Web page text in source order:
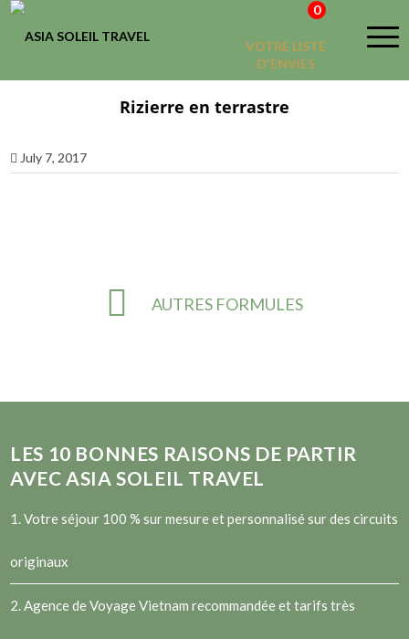
VOTRE LISTE
D'ENVIES
0
Rizierre en terrastre
July 7, 2017
AUTRES FORMULES
LES 10 BONNES RAISONS DE PARTIR
AVEC ASIA SOLEIL TRAVEL
1. Votre séjour 100 % sur mesure et personnalisé sur des circuits
originaux
2.Agence de Voyage Vietnam recommandée et tarifs très